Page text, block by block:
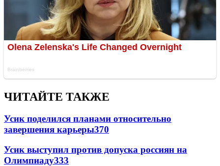
ЧИТАЙТЕ ТАКЖЕ
Усик поделился планами относительно
завершения карьеры370
Усик выступил против допуска россиян на
Олимпиаду333